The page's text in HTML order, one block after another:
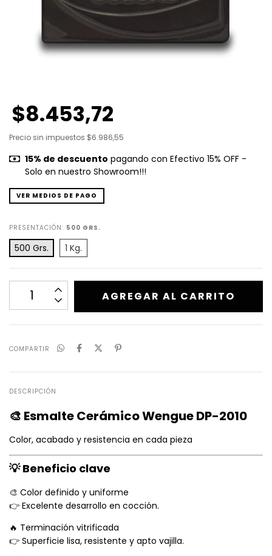
$8.453,72
Precio sin impuestos $6.986,55
15% de descuento pagando con Efectivo 15% OFF -
Solo en nuestro Showroom!!!
VER MEDIOS DE PAGO
PRESENTACIÓN: 500 GRS.
500 Grs. 1 Kg.
COMPARTIR
DESCRIPCIÓN
🎨 Esmalte Cerámico Wengue DP-2010
Color, acabado y resistencia en cada pieza
💡 Beneficio clave
🎨 Color definido y uniforme
👉 Excelente desarrollo en cocción.
🔥 Terminación vitrificada
👉 Superficie lisa, resistente y apto vajilla.